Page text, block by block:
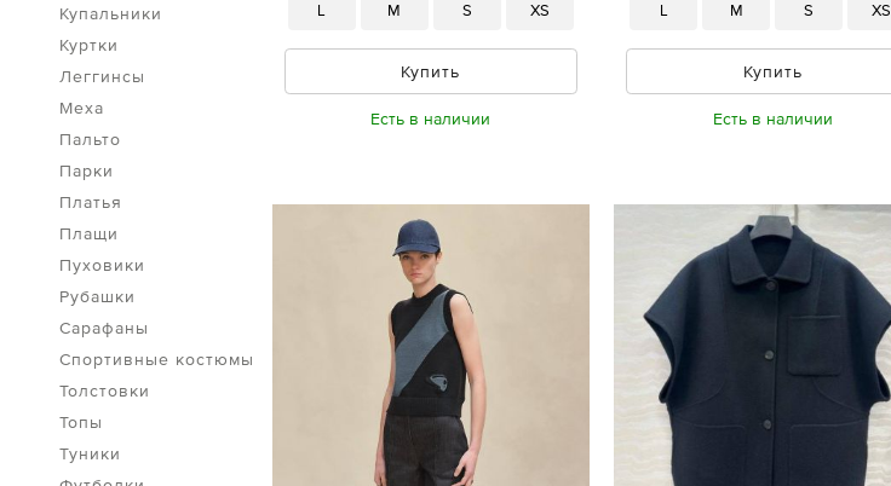
Купальники
Куртки
Леггинсы
Меха
Пальто
Парки
Платья
Плащи
Пуховики
Рубашки
Сарафаны
Спортивные костюмы
Толстовки
Топы
Туники
L M S XS
Купить
Есть в наличии
L M S XS
Купить
Есть в наличии